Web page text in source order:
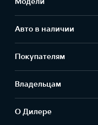
Авто в наличии
Покупателям
Владельцам
О Дилере